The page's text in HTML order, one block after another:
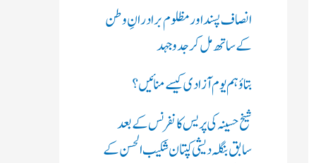
انصاف پسند اور مظلوم برادرانِ وطن
کے ساتھ مل کر جدوجہد
بتاؤ ہم یوم آزادی کیسے منائیں؟
شیخ حسینہ کی پریس کانفرنس کے بعد
سابق بنگلہ دیشی کپتان شکیب الحسن کے